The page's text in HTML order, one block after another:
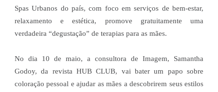
Spas Urbanos do país, com foco em serviços de bem-estar,
relaxamento e estética, promove gratuitamente uma
verdadeira “degustação” de terapias para as mães.
No dia 10 de maio, a consultora de Imagem, Samantha
Godoy, da revista HUB CLUB, vai bater um papo sobre
coloração pessoal e ajudar as mães a descobrirem seus estilos